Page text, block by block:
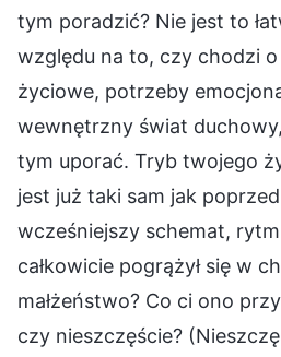
tym poradzić? Nie jest to
względu na to, czy chodzi
życiowe, potrzeby
wewnętrzny świat
tym uporać. Tryb twojego
jest już taki sam jak
wcześniejszy schemat,
całkowicie pogrążył się w
małżeństwo? Co ci ono
czy nieszczęście?